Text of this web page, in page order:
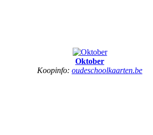
Oktober
Koopinfo: oudeschoolkaarten.be